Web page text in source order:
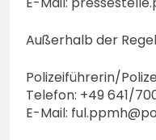
Außerhalb der
Polizeiführerin/
Telefon: +49 641/
E-Mail: